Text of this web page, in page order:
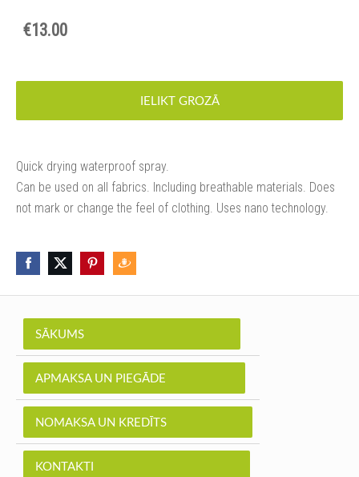
SĀKUMS
APMAKSA UN PIEGĀDE
NOMAKSA UN KREDĪTS
KONTAKTI
€13.00
IELIKT GROZĀ
Quick drying waterproof spray.
Can be used on all fabrics. Including breathable materials. Does
not mark or change the feel of clothing. Uses nano technology.